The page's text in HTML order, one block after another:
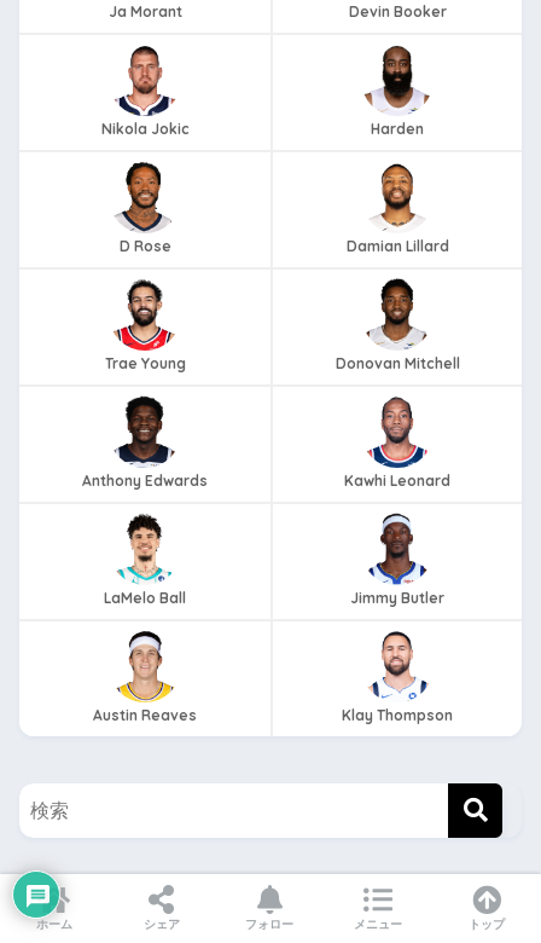
Ja Morant Devin Booker
Nikola Jokic Harden
D Rose Damian Lillard
Trae Young Donovan Mitchell
Anthony Edwards Kawhi Leonard
LaMelo Ball Jimmy Butler
Austin Reaves Klay Thompson
twitterもフォローしてね！！
ホーム シェア フォロー メニュー トップ